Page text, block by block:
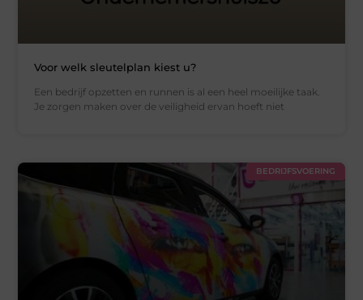
Voor welk sleutelplan kiest u?
Een bedrijf opzetten en runnen is al een heel moeilijke taak.
Je zorgen maken over de veiligheid ervan hoeft niet
BEDRIJFSVOERING